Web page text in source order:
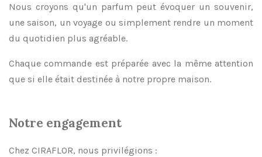
Nous croyons qu'un parfum peut évoquer un souvenir,
une saison, un voyage ou simplement rendre un moment
du quotidien plus agréable.
Chaque commande est préparée avec la même attention
que si elle était destinée à notre propre maison.
Notre engagement
Chez CIRAFLOR, nous privilégions :